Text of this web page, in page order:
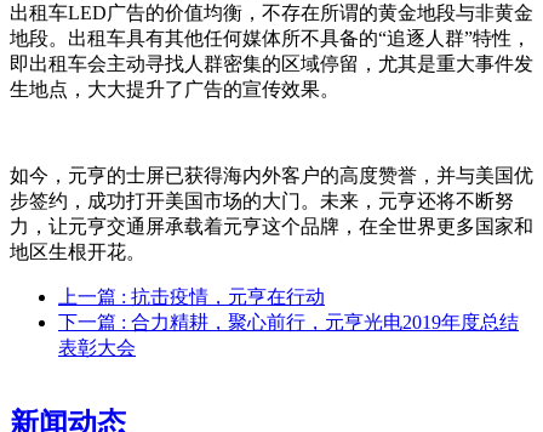
出租车LED广告的价值均衡，不存在所谓的黄金地段与非黄金
地段。出租车具有其他任何媒体所不具备的“追逐人群”特性，
即出租车会主动寻找人群密集的区域停留，尤其是重大事件发
生地点，大大提升了广告的宣传效果。
如今，元亨的士屏已获得海内外客户的高度赞誉，并与美国优
步签约，成功打开美国市场的大门。未来，元亨还将不断努
力，让元亨交通屏承载着元亨这个品牌，在全世界更多国家和
地区生根开花。
上一篇 : 抗击疫情，元亨在行动
下一篇 : 合力精耕，聚心前行，元亨光电2019年度总结
表彰大会
新闻动态